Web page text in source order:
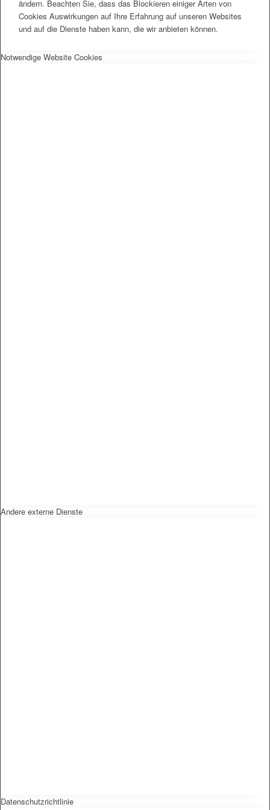
ändern. Beachten Sie, dass das Blockieren einiger Arten von
Cookies Auswirkungen auf Ihre Erfahrung auf unseren Websites
und auf die Dienste haben kann, die wir anbieten können.
Notwendige Website Cookies
Andere externe Dienste
Datenschutzrichtlinie